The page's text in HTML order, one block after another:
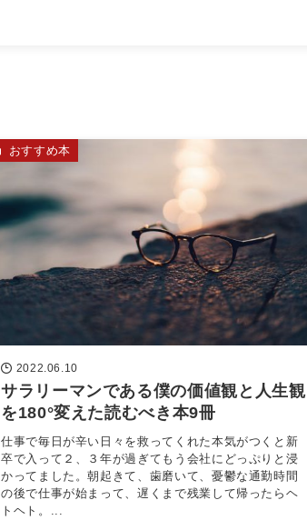
2022.06.10
サラリーマンである僕の価値観と人生観
を180°変えた読むべき本9冊
仕事で毎日が辛い日々を救ってくれた本気がつくと新
卒で入って２、３年が過ぎてもう会社にどっぷりと浸
かってました。朝起きて、歯磨いて、憂鬱な通勤時間
の後で仕事が始まって、遅くまで残業して帰ったらヘ
トヘト。...
おすすめ本